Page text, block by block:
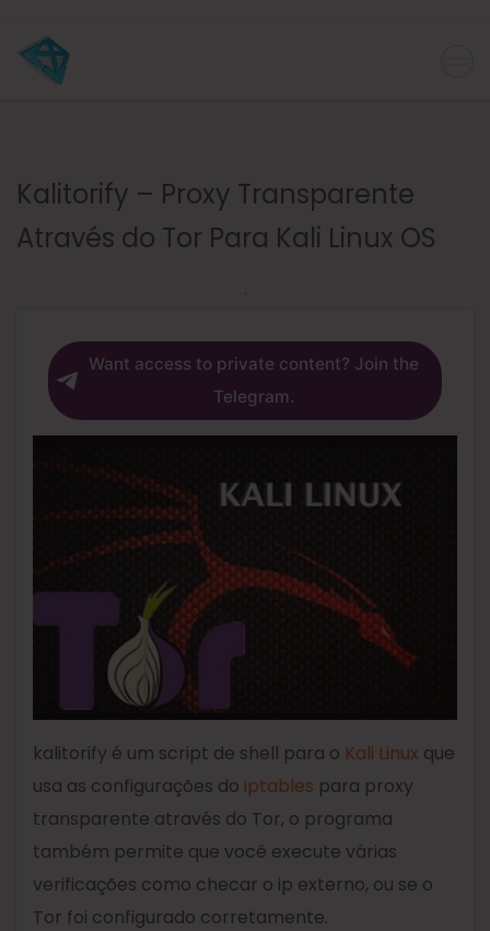
Kalitorify – Proxy Transparente
Através do Tor Para Kali Linux OS
Want access to private content? Join the
Telegram.
kalitorify é um script de shell para o Kali Linux que
usa as configurações do iptables para proxy
transparente através do Tor, o programa
também permite que você execute várias
verificações como checar o ip externo, ou se o
Tor foi configurado corretamente.